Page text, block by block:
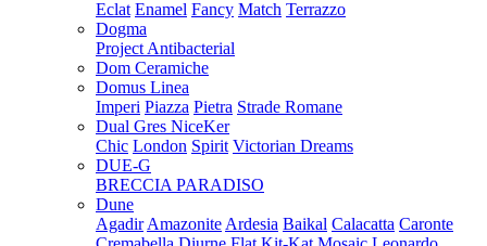
Eclat Enamel Fancy Match Terrazzo
Dogma
Project Antibacterial
Dom Ceramiche
Domus Linea
Imperi Piazza Pietra Strade Romane
Dual Gres NiceKer
Chic London Spirit Victorian Dreams
DUE-G
BRECCIA PARADISO
Dune
Agadir Amazonite Ardesia Baikal Calacatta Caronte